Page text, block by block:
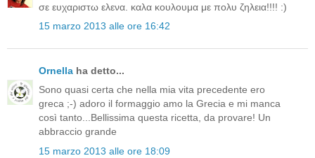
σε ευχαριστω ελενα. καλα κουλουμα με πολυ ζηλεια!!!! :)
15 marzo 2013 alle ore 16:42
Ornella ha detto...
Sono quasi certa che nella mia vita precedente ero
greca ;-) adoro il formaggio amo la Grecia e mi manca
così tanto...Bellissima questa ricetta, da provare! Un
abbraccio grande
15 marzo 2013 alle ore 18:09